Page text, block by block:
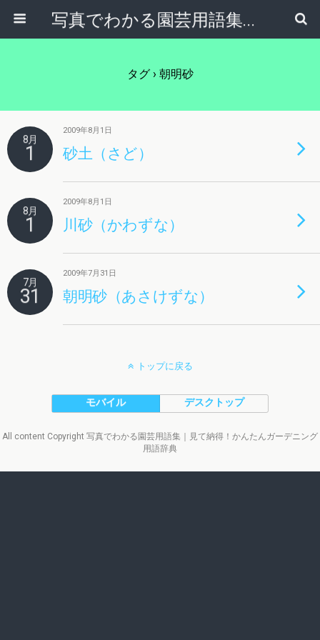
写真でわかる園芸用語集｜見て納得！かんたんガーデニング用語辞典
タグ › 朝明砂
8月
1
2009年8月1日
砂土（さど）
8月
1
2009年8月1日
川砂（かわずな）
7月
31
2009年7月31日
朝明砂（あさけずな）
トップに戻る
モバイル デスクトップ
All content Copyright 写真でわかる園芸用語集｜見て納得！かんたんガーデニング
用語辞典